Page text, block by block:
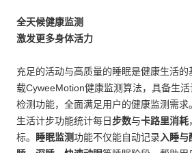
全天候健康监测
激发更多身体活力
充足的活动与高质量的睡眠是健康生活
载CyweeMotion健康监测算法，具备生
检测功能，全面满足用户的健康监测需求。
生活计步功能统计每日步数与卡路里消耗
标。
睡眠监测功能不仅能自动记录入睡与